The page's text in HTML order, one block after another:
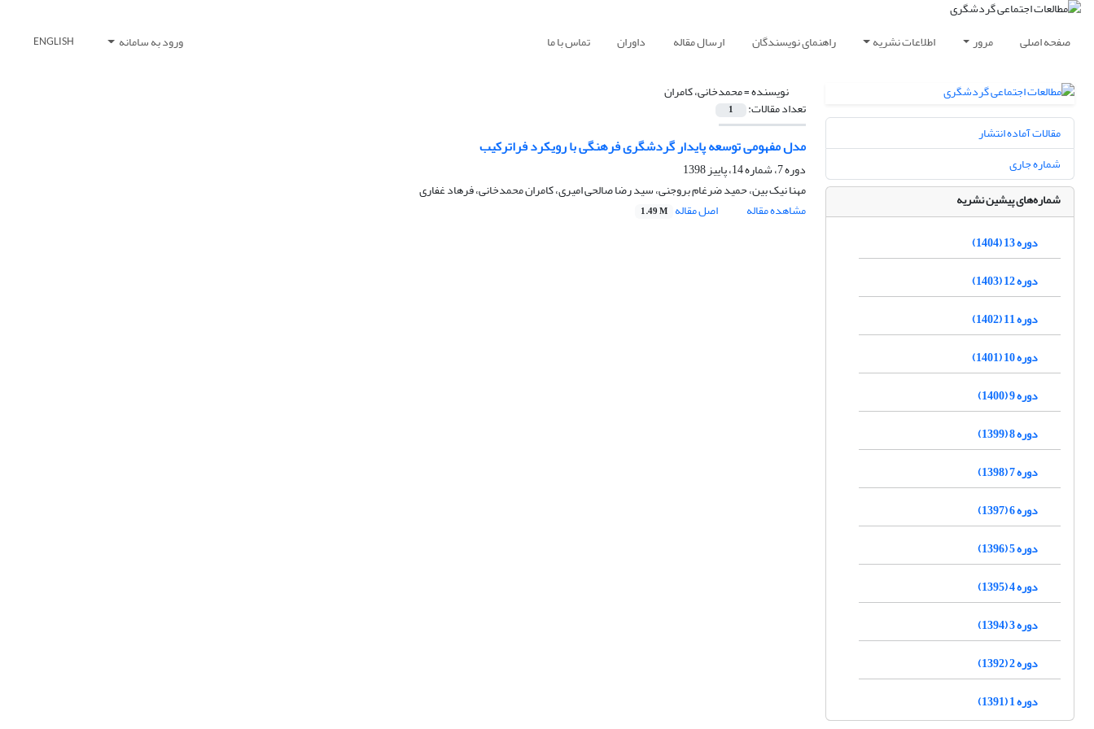
صفحه اصلی مرور اطلاعات نشریه راهنمای نویسندگان ارسال مقاله داوران تماس با ما ورود به سامانه ENGLISH
نویسنده =محمدخانی، کامران
تعداد مقالات: 1
مدل مفهومی توسعه پایدار گردشگری فرهنگی با رویکرد فراترکیب
دوره 7، شماره 14، پاییز 1398
مهنا نیک بین، حمید ضرغام بروجنی، سید رضا صالحی امیری، کامران محمدخانی، فرهاد غفاری
مشاهده مقاله
اصل مقاله 1.49 M
مقالات آماده انتشار
شماره جاری
شماره‌های پیشین نشریه
دوره 13 (1404)
دوره 12 (1403)
دوره 11 (1402)
دوره 10 (1401)
دوره 9 (1400)
دوره 8 (1399)
دوره 7 (1398)
دوره 6 (1397)
دوره 5 (1396)
دوره 4 (1395)
دوره 3 (1394)
دوره 2 (1392)
دوره 1 (1391)